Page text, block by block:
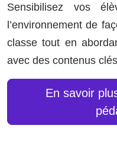
Sensibilisez vos
l’environnement de
classe tout en
avec des contenus
En savoir